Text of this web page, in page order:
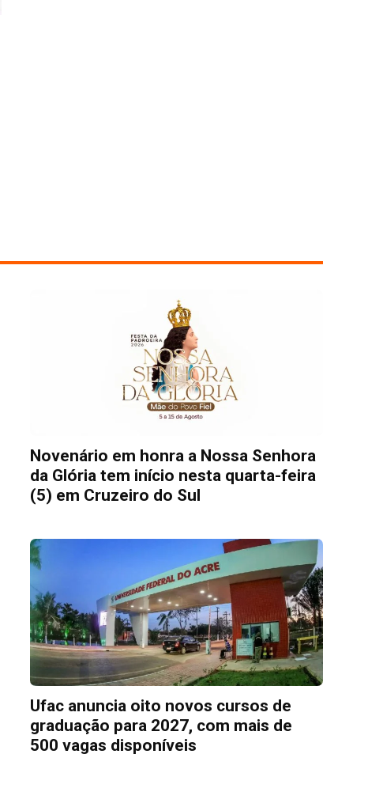
Novenário em honra a Nossa Senhora
da Glória tem início nesta quarta-feira
(5) em Cruzeiro do Sul
Ufac anuncia oito novos cursos de
graduação para 2027, com mais de
500 vagas disponíveis